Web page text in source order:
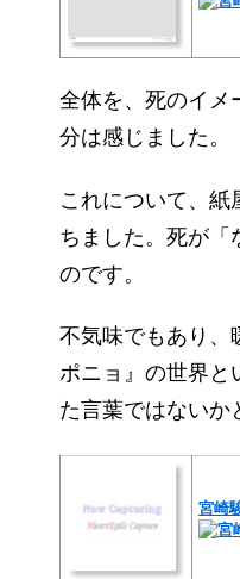
全体を、死のイメ
分は感じました。
これについて、紙
ちました。死が「
のです。
不気味でもあり、
ポニョ』の世界と
た言葉ではないか
宮崎